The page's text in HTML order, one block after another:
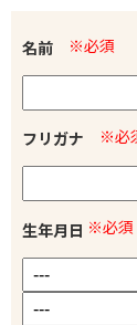
名前 ※必須
フリガナ ※必
生年月日 ※必須